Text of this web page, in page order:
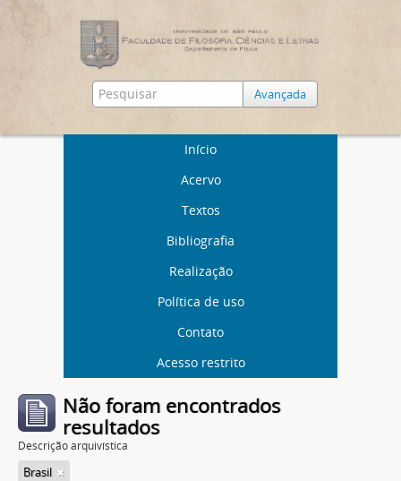
Avançada
Início
Acervo
Textos
Bibliografia
Realização
Política de uso
Contato
Acesso restrito
Não foram encontrados
resultados
Descrição arquivística
Brasil